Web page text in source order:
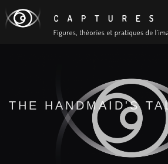
THE HANDMAID'S